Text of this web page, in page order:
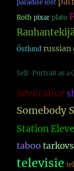
paradise lost
Roth pixar plato
Östlund russian
Self-Portrait as a
severance
Somebody
Station
taboo
televisie